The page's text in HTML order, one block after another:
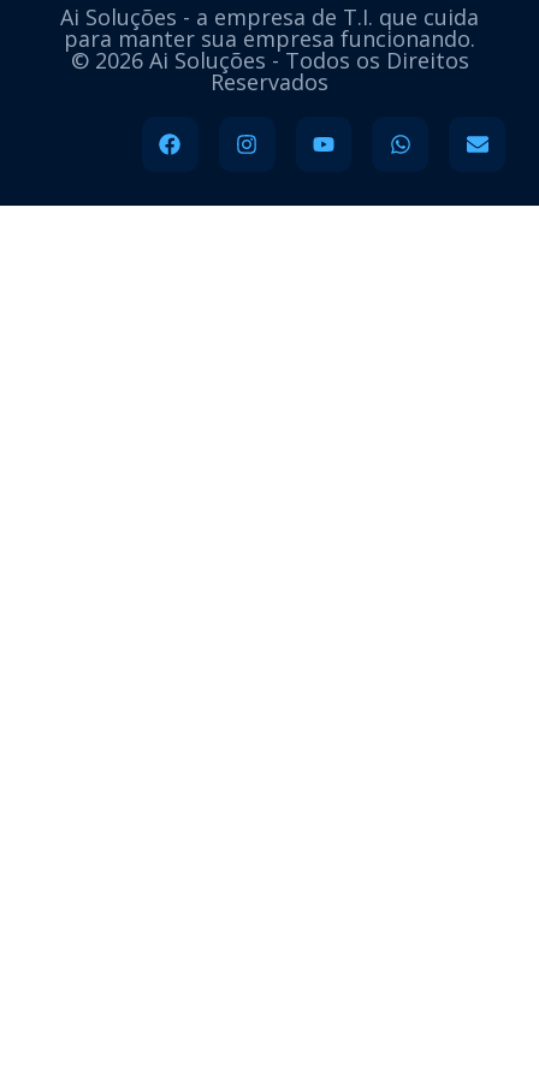
Ai Soluções - a empresa de T.I. que cuida
para manter sua empresa funcionando.
© 2026 Ai Soluções - Todos os Direitos
Reservados